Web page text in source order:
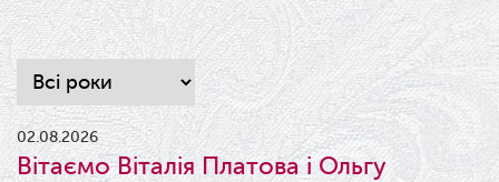
02.08.2026
Вітаємо Віталія Платова і Ольгу